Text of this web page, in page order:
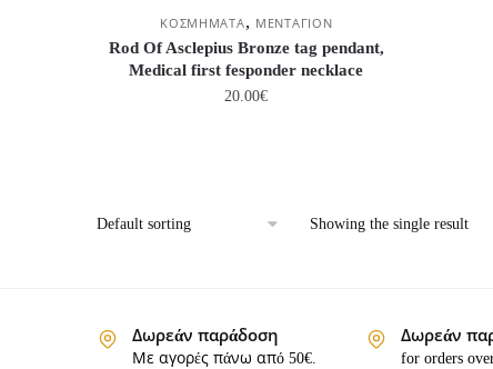
ΚΟΣΜΗΜΑΤΑ, ΜΕΝΤΑΓΙΟΝ
Rod Of Asclepius Bronze tag pendant,
Medical first fesponder necklace
20.00€
Showing the single result
Δωρεάν παράδοση
Με αγορές πάνω από 50€.
Δωρεάν
for orders